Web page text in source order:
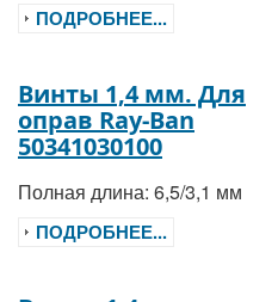
ПОДРОБНЕЕ...
Винты 1,4 мм. Для
оправ Ray-Ban
50341030100
Полная длина: 6,5/3,1 мм
ПОДРОБНЕЕ...